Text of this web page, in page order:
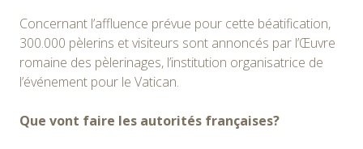
Concernant l’affluence prévue pour cette béatification,
300.000 pèlerins et visiteurs sont annoncés par l’Œuvre
romaine des pèlerinages, l’institution organisatrice de
l’événement pour le Vatican.
Que vont faire les autorités françaises?